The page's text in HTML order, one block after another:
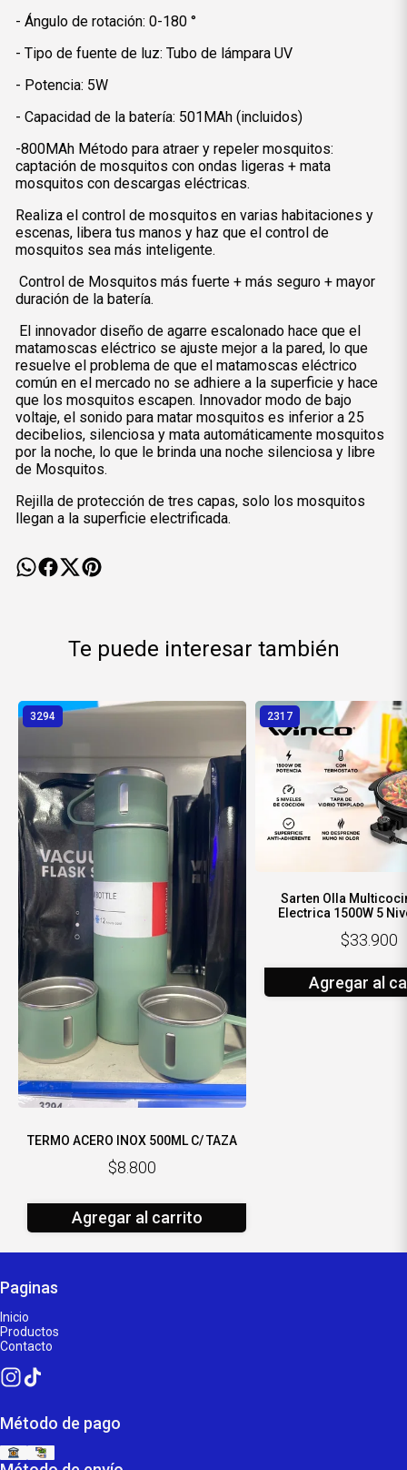
- Ángulo de rotación: 0-180 °
- Tipo de fuente de luz: Tubo de lámpara UV
- Potencia: 5W
- Capacidad de la batería: 501MAh (incluidos)
-800MAh Método para atraer y repeler mosquitos:
captación de mosquitos con ondas ligeras + mata
mosquitos con descargas eléctricas.
Realiza el control de mosquitos en varias habitaciones y
escenas, libera tus manos y haz que el control de
mosquitos sea más inteligente.
Control de Mosquitos más fuerte + más seguro + mayor
duración de la batería.
El innovador diseño de agarre escalonado hace que el
matamoscas eléctrico se ajuste mejor a la pared, lo que
resuelve el problema de que el matamoscas eléctrico
común en el mercado no se adhiere a la superficie y hace
que los mosquitos escapen. Innovador modo de bajo
voltaje, el sonido para matar mosquitos es inferior a 25
decibelios, silenciosa y mata automáticamente mosquitos
por la noche, lo que le brinda una noche silenciosa y libre
de Mosquitos.
Rejilla de protección de tres capas, solo los mosquitos
llegan a la superficie electrificada.
Te puede interesar también
3294
TERMO ACERO INOX 500ML C/ TAZA
$8.800
Agregar al carrito
2317
Sarten Olla
Electrica 1500W 5
$33.900
Agregar al
Paginas
Inicio
Productos
Contacto
Método de pago